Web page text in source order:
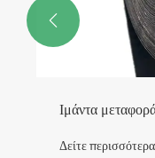
Ιμάντα
Δείτε
